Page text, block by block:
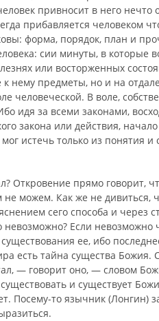
привносит в него нечто
прибавляется человеком
форма, порядок, план и
сии минуты, в которые
или восторженных
к нему предметы, но и на
человеческой. В воле,
идя за всеми законами,
закона или действия, начало
истечь только из понятия и
Откровение прямо го­ворит,
не можем. Как же не дивиться,
сего способа и через
Если невозможно
ее, ибо
есть тайна существа Бо­жия.
— гово­рит оно, — словом
и существует
Посему-то язычник (Лонгин)